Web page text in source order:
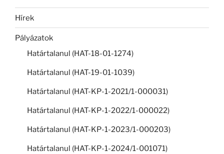
Hírek
Pályázatok
Határtalanul (HAT-18-01-1274)
Határtalanul (HAT-19-01-1039)
Határtalanul (HAT-KP-1-2021/1-000031)
Határtalanul (HAT-KP-1-2022/1-000022)
Határtalanul (HAT-KP-1-2023/1-000203)
Határtalanul (HAT-KP-1-2024/1-001071)